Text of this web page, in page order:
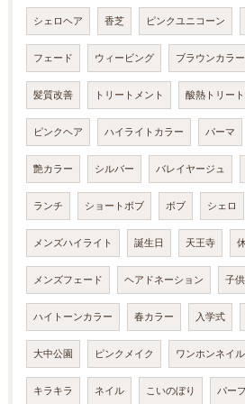
シェロヘア 香芝 ピンクユニコーン
フェード ウィービング ブラウンカラー
髪質改善 トリートメント 酸熱トリー
ピンクヘア ハイライトカラー パーマ
艶カラー シルバー バレイヤージュ
ランチ ショートボブ ボブ シェロ
メンズハイライト 誕生日 天王寺
メンズフェード ヘアドネーション 子
ハイトーンカラー 春カラー 入学式
大中公園 ピンクメイク ワンホンネイル
キラキラ ネイル こいのぼり パー